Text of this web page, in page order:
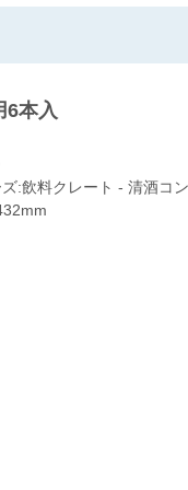
6本入
:飲料クレート - 清酒コ